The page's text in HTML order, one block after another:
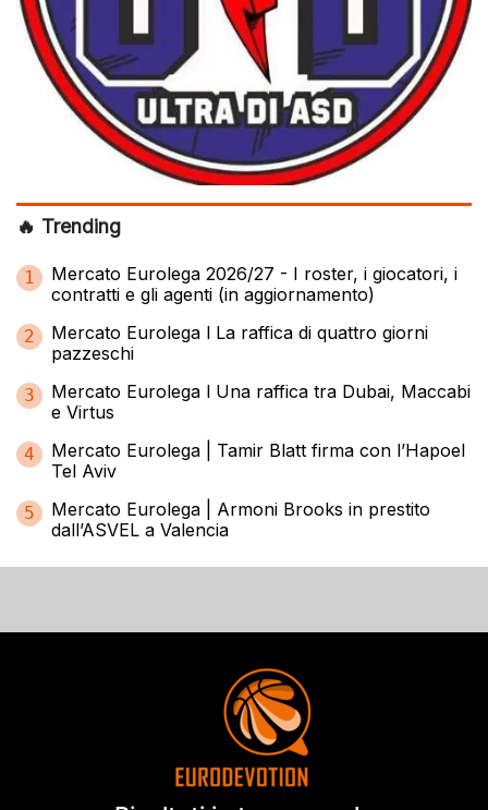
🔥 Trending
1
Mercato Eurolega 2026/27 - I roster, i giocatori, i
contratti e gli agenti (in aggiornamento)
2
Mercato Eurolega l La raffica di quattro giorni
pazzeschi
3
Mercato Eurolega l Una raffica tra Dubai, Maccabi
e Virtus
4
Mercato Eurolega | Tamir Blatt firma con l’Hapoel
Tel Aviv
5
Mercato Eurolega | Armoni Brooks in prestito
dall’ASVEL a Valencia